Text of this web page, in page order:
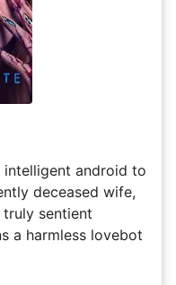
android to
deceased wife,
sentient
a harmless lovebot